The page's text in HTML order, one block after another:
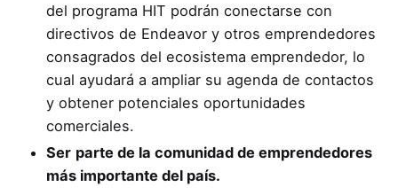
del programa HIT podrán conectarse con
directivos de Endeavor y otros emprendedores
consagrados del ecosistema emprendedor, lo
cual ayudará a ampliar su agenda de contactos
y obtener potenciales oportunidades
comerciales.
Ser parte de la comunidad de emprendedores
más importante del país.